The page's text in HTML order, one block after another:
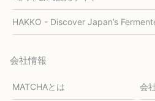
HAKKO - Discover Japan’s
会社情報
MATCHAとは 会